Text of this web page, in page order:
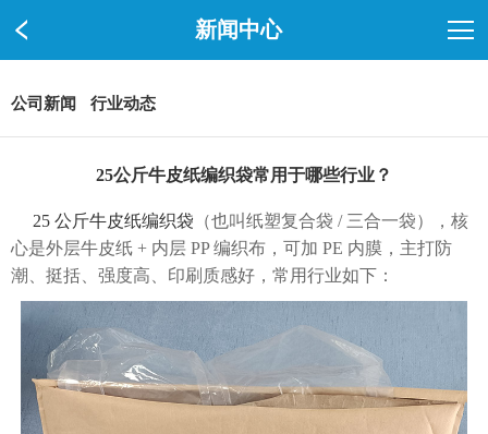
新闻中心
公司新闻 行业动态
25公斤牛皮纸编织袋常用于哪些行业？
25 公斤牛皮纸编织袋 （也叫纸塑复合袋 / 三合一袋），核
心是外层牛皮纸 + 内层 PP 编织布，可加 PE 内膜，主打防
潮、挺括、强度高、印刷质感好，常用行业如下：